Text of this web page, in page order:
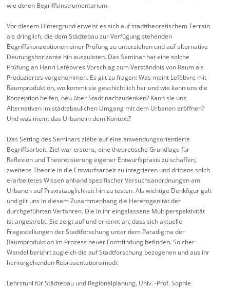
wie deren Begriffsinstrumentarium.
Vor diesem Hintergrund erweist es sich auf stadttheoretischem Terrain
als dringlich, die dem Städtebau zur Verfügung stehenden
Begriffskonzeptionen einer Prüfung zu unterziehen und auf alternative
Deutungshorizonte hin auszuloten. Das Seminar hat eine solche
Prüfung an Henri Lefèbvres Vorschlag zum Verständnis von Raum als
Produziertes vorgenommen. Es gilt zu fragen: Was meint Lefèbvre mit
Raumproduktion, wo kommt sie geschichtlich her und wie kann uns die
Konzeption helfen, neu über Stadt nachzudenken? Kann sie uns
Alternativen im städtebaulichen Umgang mit dem Urbanen eröffnen?
Und was meint das Urbane in dem Kontext?
Das Setting des Seminars zielte auf eine anwendungsorientierte
Begriffsarbeit. Ziel war erstens, eine theoretische Grundlage für
Reflexion und Theoretisierung eigener Entwurfspraxis zu schaffen,
zweitens Theorie in die Entwurfsarbeit zu integrieren und drittens solch
erarbeitetes Wissen anhand spezifischer Versuchsanordnungen am
Urbanen auf Praxistauglichkeit hin zu testen. Als wichtige Denkfigur galt
und gilt uns in diesem Zusammenhang die Hererogenität der
durchgeführten Verfahren. Die in ihr eingelassene Multiperspektivität
ist angestrebt. Sie zeigt auf und erkennt an, dass sich aktuelle
Fragestellungen der Stadtforschung unter dem Paradigma der
Raumproduktion im Prozess neuer Formfindung befinden. Solcher
Wandel berührt zugleich die auf Stadtforschung bezogenen und aus ihr
hervorgehenden Repräsentationsmodi.
Lehrstuhl für Städtebau und Regionalplanung, Univ. -Prof. Sophie